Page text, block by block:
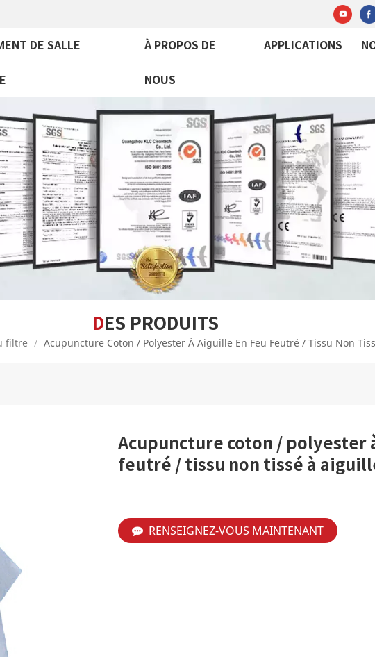
DE SALLE À PROPOS DE
NOUS
APPLICATIONS
DES PRODUITS
filtre / Acupuncture Coton / Polyester À Aiguille En Feu Feutré / Tissu Non
Acupuncture coton / polyester
feutré / tissu non tissé à
RENSEIGNEZ-VOUS MAINTENANT